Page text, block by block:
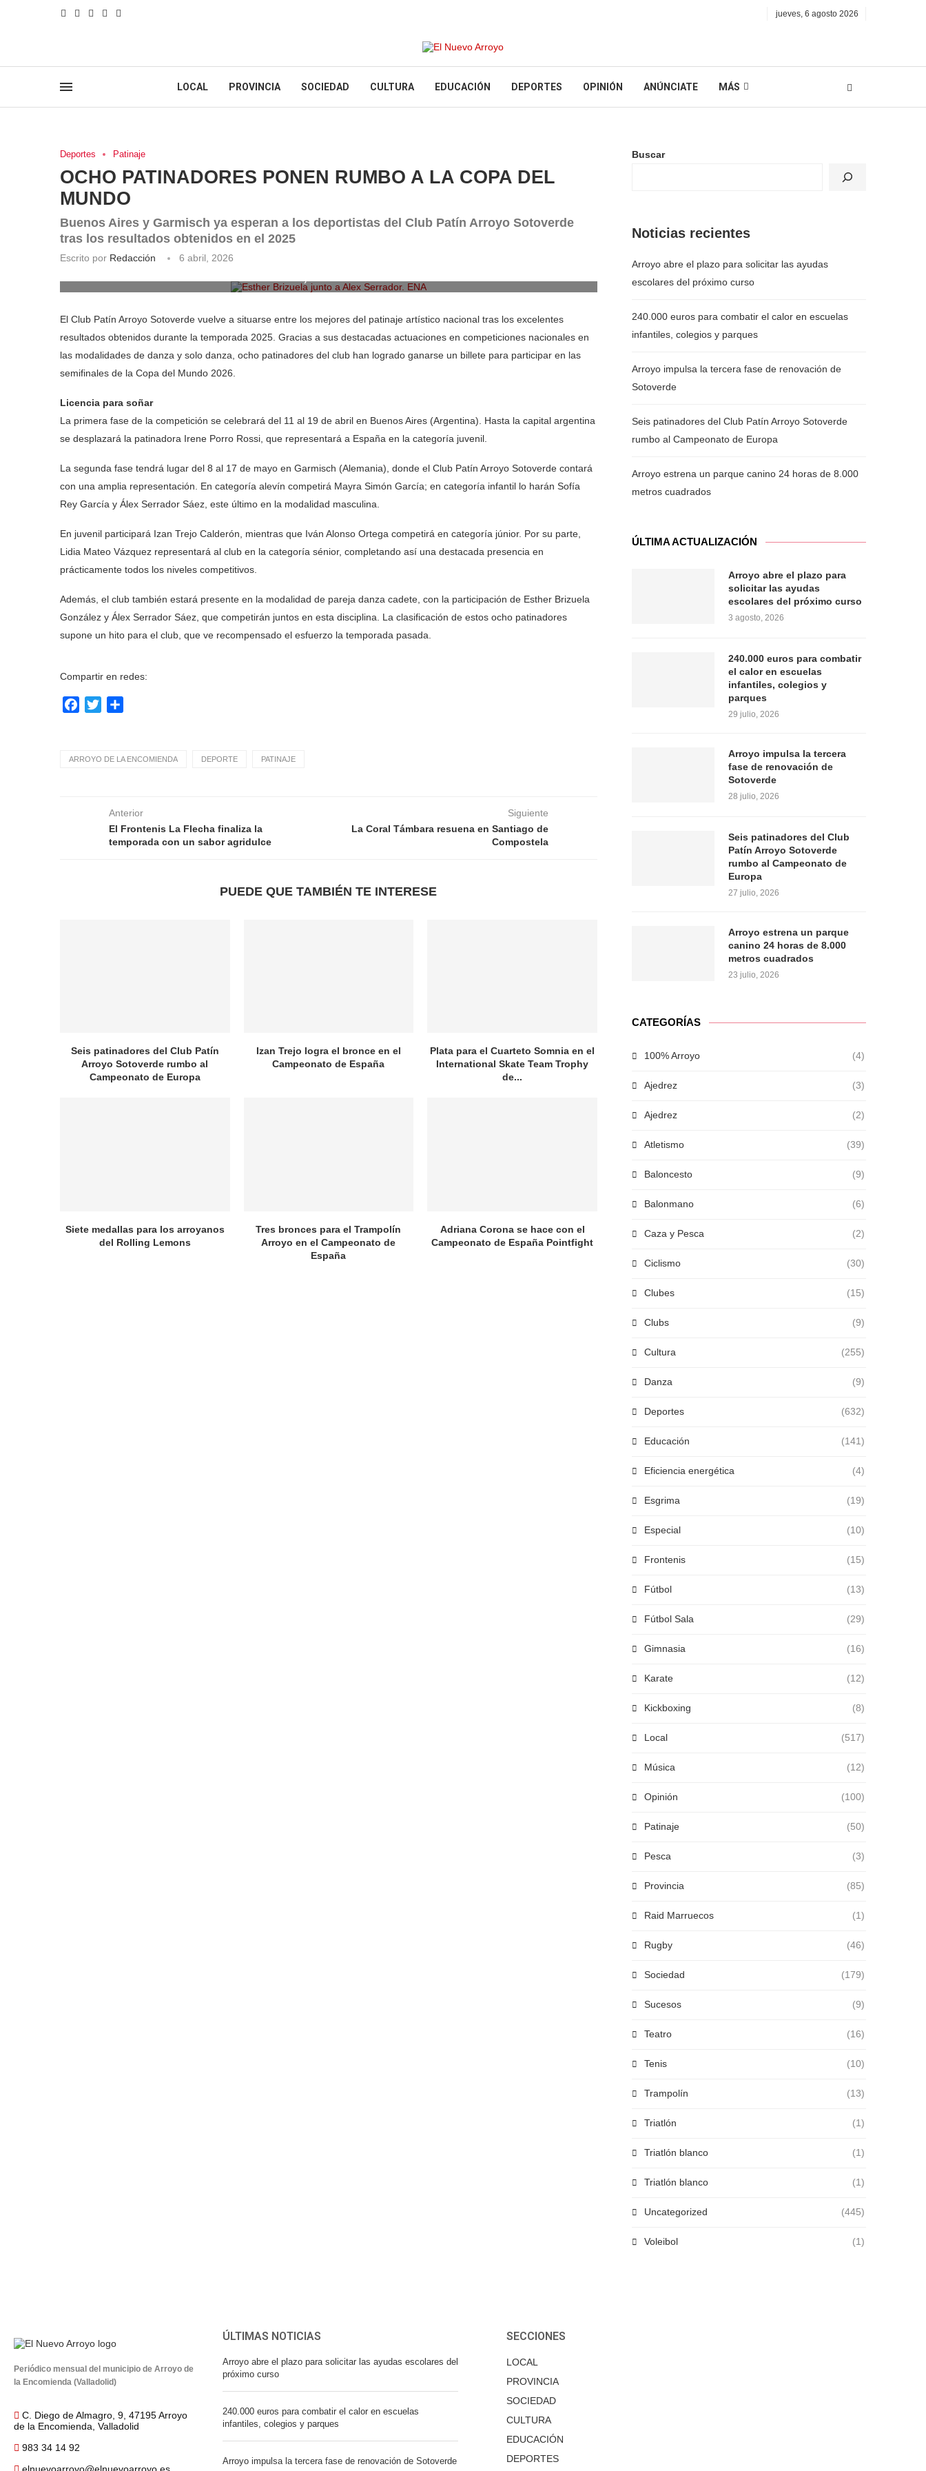
jueves, 6 agosto 2026
LOCAL PROVINCIA SOCIEDAD CULTURA EDUCACIÓN DEPORTES OPINIÓN ANÚNCIATE MÁS
Deportes Patinaje
OCHO PATINADORES PONEN RUMBO A LA COPA DEL
MUNDO
Buenos Aires y Garmisch ya esperan a los deportistas del Club Patín Arroyo Sotoverde
tras los resultados obtenidos en el 2025
Escrito por Redacción
6 abril, 2026
El Club Patín Arroyo Sotoverde vuelve a situarse entre los mejores del patinaje artístico nacional tras los excelentes
resultados obtenidos durante la temporada 2025. Gracias a sus destacadas actuaciones en competiciones nacionales en
las modalidades de danza y solo danza, ocho patinadores del club han logrado ganarse un billete para participar en las
semifinales de la Copa del Mundo 2026.
Licencia para soñar
La primera fase de la competición se celebrará del 11 al 19 de abril en Buenos Aires (Argentina). Hasta la capital argentina
se desplazará la patinadora Irene Porro Rossi, que representará a España en la categoría juvenil.
La segunda fase tendrá lugar del 8 al 17 de mayo en Garmisch (Alemania), donde el Club Patín Arroyo Sotoverde contará
con una amplia representación. En categoría alevín competirá Mayra Simón García; en categoría infantil lo harán Sofía
Rey García y Álex Serrador Sáez, este último en la modalidad masculina.
En juvenil participará Izan Trejo Calderón, mientras que Iván Alonso Ortega competirá en categoría júnior. Por su parte,
Lidia Mateo Vázquez representará al club en la categoría sénior, completando así una destacada presencia en
prácticamente todos los niveles competitivos.
Además, el club también estará presente en la modalidad de pareja danza cadete, con la participación de Esther Brizuela
González y Álex Serrador Sáez, que competirán juntos en esta disciplina. La clasificación de estos ocho patinadores
supone un hito para el club, que ve recompensado el esfuerzo la temporada pasada.
Compartir en redes:
Facebook
Twitter
ARROYO DE LA ENCOMIENDA DEPORTE PATINAJE
Anterior
El Frontenis La Flecha finaliza la
temporada con un sabor agridulce
Siguiente
La Coral Támbara resuena en Santiago de
Compostela
PUEDE QUE TAMBIÉN TE INTERESE
Seis patinadores del Club Patín
Arroyo Sotoverde rumbo al
Campeonato de Europa
Izan Trejo logra el bronce en el
Campeonato de España
Plata para el Cuarteto Somnia en el
International Skate Team Trophy
de...
Siete medallas para los arroyanos
del Rolling Lemons
Tres bronces para el Trampolín
Arroyo en el Campeonato de
España
Adriana Corona se hace con el
Campeonato de España Pointfight
Buscar
Noticias recientes
Arroyo abre el plazo para solicitar las ayudas
escolares del próximo curso
240.000 euros para combatir el calor en escuelas
infantiles, colegios y parques
Arroyo impulsa la tercera fase de renovación de
Sotoverde
Seis patinadores del Club Patín Arroyo Sotoverde
rumbo al Campeonato de Europa
Arroyo estrena un parque canino 24 horas de 8.000
metros cuadrados
ÚLTIMA ACTUALIZACIÓN
Arroyo abre el plazo para
solicitar las ayudas
escolares del próximo curso
3 agosto, 2026
240.000 euros para combatir
el calor en escuelas
infantiles, colegios y
parques
29 julio, 2026
Arroyo impulsa la tercera
fase de renovación de
Sotoverde
28 julio, 2026
Seis patinadores del Club
Patín Arroyo Sotoverde
rumbo al Campeonato de
Europa
27 julio, 2026
Arroyo estrena un parque
canino 24 horas de 8.000
metros cuadrados
23 julio, 2026
CATEGORÍAS
100% Arroyo (4)
Ajedrez (3)
Ajedrez (2)
Atletismo (39)
Baloncesto (9)
Balonmano (6)
Caza y Pesca (2)
Ciclismo (30)
Clubes (15)
Clubs (9)
Cultura (255)
Danza (9)
Deportes (632)
Educación (141)
Eficiencia energética (4)
Esgrima (19)
Especial (10)
Frontenis (15)
Fútbol (13)
Fútbol Sala (29)
Gimnasia (16)
Karate (12)
Kickboxing (8)
Local (517)
Música (12)
Opinión (100)
Patinaje (50)
Pesca (3)
Provincia (85)
Raid Marruecos (1)
Rugby (46)
Sociedad (179)
Sucesos (9)
Teatro (16)
Tenis (10)
Trampolín (13)
Triatlón (1)
Triatlón blanco (1)
Triatlón blanco (1)
Uncategorized (445)
Voleibol (1)
Periódico mensual del municipio de Arroyo de
la Encomienda (Valladolid)
C. Diego de Almagro, 9, 47195 Arroyo
de la Encomienda, Valladolid
983 34 14 92
ÚLTIMAS NOTICIAS
Arroyo abre el plazo para solicitar las ayudas escolares del
próximo curso
240.000 euros para combatir el calor en escuelas
infantiles, colegios y parques
Arroyo impulsa la tercera fase de renovación de Sotoverde
SECCIONES
LOCAL
PROVINCIA
SOCIEDAD
CULTURA
EDUCACIÓN
DEPORTES